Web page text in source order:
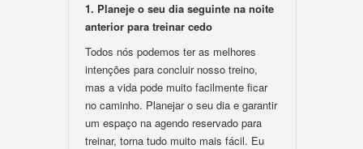
1. Planeje o seu dia seguinte na noite
anterior para treinar cedo
Todos nós podemos ter as melhores
intenções para concluir nosso treino,
mas a vida pode muito facilmente ficar
no caminho. Planejar o seu dia e garantir
um espaço na agendo reservado para
treinar, torna tudo muito mais fácil. Eu